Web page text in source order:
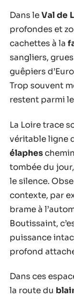
Dans leVal de
profondes et
cachettes à la
sangliers,
guêpiers
Trop souvent
restent parmi
La Loire trace
véritable ligne
élaphes
tombée du
le silence.
contexte, par
brame à
Boutissaint,
puissance
profond
Dans ces
la route du